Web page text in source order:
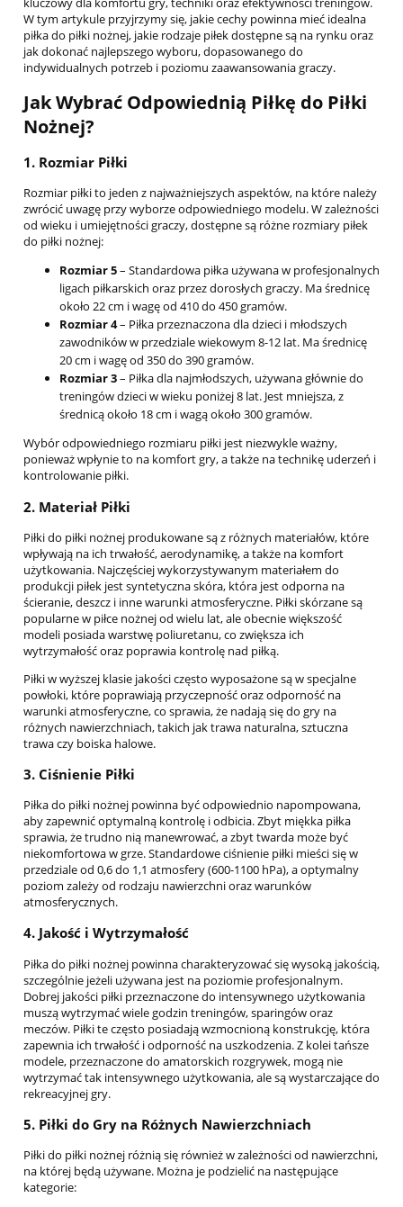
W tym artykule przyjrzymy się, jakie cechy powinna mieć idealna
piłka do piłki nożnej, jakie rodzaje piłek dostępne są na rynku oraz
jak dokonać najlepszego wyboru, dopasowanego do
indywidualnych potrzeb i poziomu zaawansowania graczy.
Jak Wybrać Odpowiednią Piłkę do Piłki
Nożnej?
1. Rozmiar Piłki
Rozmiar piłki to jeden z najważniejszych aspektów, na które należy
zwrócić uwagę przy wyborze odpowiedniego modelu. W zależności
od wieku i umiejętności graczy, dostępne są różne rozmiary piłek
do piłki nożnej:
Rozmiar 5– Standardowa piłka używana w profesjonalnych
ligach piłkarskich oraz przez dorosłych graczy. Ma średnicę
około 22 cm i wagę od 410 do 450 gramów.
Rozmiar 4– Piłka przeznaczona dla dzieci i młodszych
zawodników w przedziale wiekowym 8-12 lat. Ma średnicę
20 cm i wagę od 350 do 390 gramów.
Rozmiar 3– Piłka dla najmłodszych, używana głównie do
treningów dzieci w wieku poniżej 8 lat. Jest mniejsza, z
średnicą około 18 cm i wagą około 300 gramów.
Wybór odpowiedniego rozmiaru piłki jest niezwykle ważny,
ponieważ wpłynie to na komfort gry, a także na technikę uderzeń i
kontrolowanie piłki.
2. Materiał Piłki
Piłki do piłki nożnej produkowane są z różnych materiałów, które
wpływają na ich trwałość, aerodynamikę, a także na komfort
użytkowania. Najczęściej wykorzystywanym materiałem do
produkcji piłek jest syntetyczna skóra, która jest odporna na
ścieranie, deszcz i inne warunki atmosferyczne. Piłki skórzane są
popularne w piłce nożnej od wielu lat, ale obecnie większość
modeli posiada warstwę poliuretanu, co zwiększa ich
wytrzymałość oraz poprawia kontrolę nad piłką.
Piłki w wyższej klasie jakości często wyposażone są w specjalne
powłoki, które poprawiają przyczepność oraz odporność na
warunki atmosferyczne, co sprawia, że nadają się do gry na
różnych nawierzchniach, takich jak trawa naturalna, sztuczna
trawa czy boiska halowe.
3. Ciśnienie Piłki
Piłka do piłki nożnej powinna być odpowiednio napompowana,
aby zapewnić optymalną kontrolę i odbicia. Zbyt miękka piłka
sprawia, że trudno nią manewrować, a zbyt twarda może być
niekomfortowa w grze. Standardowe ciśnienie piłki mieści się w
przedziale od 0,6 do 1,1 atmosfery (600-1100 hPa), a optymalny
poziom zależy od rodzaju nawierzchni oraz warunków
atmosferycznych.
4. Jakość i Wytrzymałość
Piłka do piłki nożnej powinna charakteryzować się wysoką jakością,
szczególnie jeżeli używana jest na poziomie profesjonalnym.
Dobrej jakości piłki przeznaczone do intensywnego użytkowania
muszą wytrzymać wiele godzin treningów, sparingów oraz
meczów. Piłki te często posiadają wzmocnioną konstrukcję, która
zapewnia ich trwałość i odporność na uszkodzenia. Z kolei tańsze
modele, przeznaczone do amatorskich rozgrywek, mogą nie
wytrzymać tak intensywnego użytkowania, ale są wystarczające do
rekreacyjnej gry.
5. Piłki do Gry na Różnych Nawierzchniach
Piłki do piłki nożnej różnią się również w zależności od nawierzchni,
na której będą używane. Można je podzielić na następujące
kategorie: